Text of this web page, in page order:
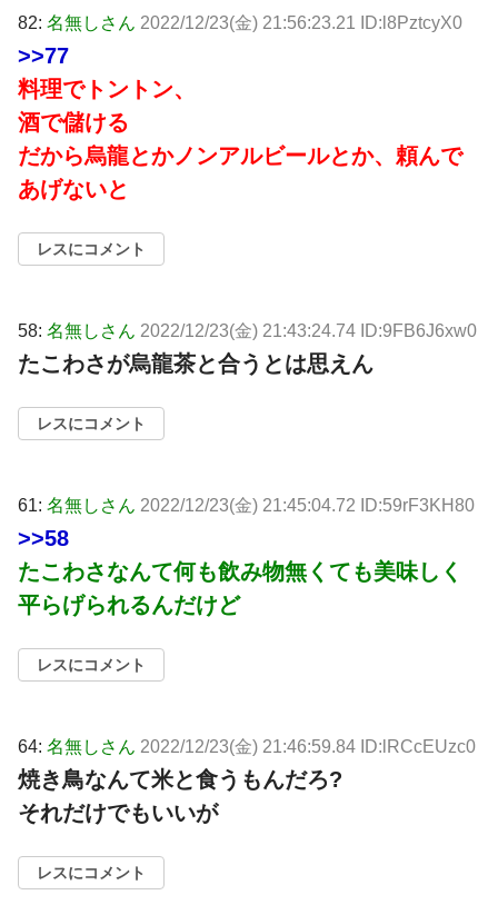
82: 名無しさん 2022/12/23(金) 21:56:23.21 ID:l8PztcyX0
>>77
料理でトントン、
酒で儲ける
だから烏龍とかノンアルビールとか、頼んで
あげないと
レスにコメント
58: 名無しさん 2022/12/23(金) 21:43:24.74 ID:9FB6J6xw0
たこわさが烏龍茶と合うとは思えん
レスにコメント
61: 名無しさん 2022/12/23(金) 21:45:04.72 ID:59rF3KH80
>>58
たこわさなんて何も飲み物無くても美味しく
平らげられるんだけど
レスにコメント
64: 名無しさん 2022/12/23(金) 21:46:59.84 ID:lRCcEUzc0
焼き鳥なんて米と食うもんだろ?
それだけでもいいが
レスにコメント